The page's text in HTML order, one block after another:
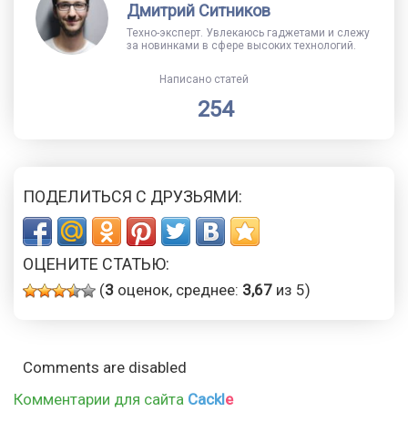
Дмитрий Ситников
Техно-эксперт. Увлекаюсь гаджетами и слежу
за новинками в сфере высоких технологий.
Написано статей
254
ПОДЕЛИТЬСЯ С ДРУЗЬЯМИ:
ОЦЕНИТЕ СТАТЬЮ:
(3 оценок, среднее: 3,67 из 5)
Comments are disabled
Комментарии для сайта Cackle